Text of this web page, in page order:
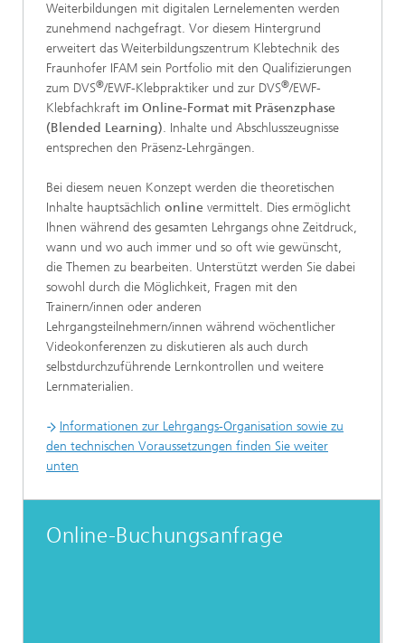
Weiterbildungen mit digitalen Lernelementen werden
zunehmend nachgefragt. Vor diesem Hintergrund
erweitert das Weiterbildungszentrum Klebtechnik des
Fraunhofer IFAM sein Portfolio mit den Qualifizierungen
zum DVS®/EWF-Klebpraktiker und zur DVS®/EWF-
Klebfachkraft im Online-Format mit Präsenzphase
(Blended Learning). Inhalte und Abschlusszeugnisse
entsprechen den Präsenz-Lehrgängen.
Bei diesem neuen Konzept werden die theoretischen
Inhalte hauptsächlich online vermittelt. Dies ermöglicht
Ihnen während des gesamten Lehrgangs ohne Zeitdruck,
wann und wo auch immer und so oft wie gewünscht,
die Themen zu bearbeiten. Unterstützt werden Sie dabei
sowohl durch die Möglichkeit, Fragen mit den
Trainern/innen oder anderen
Lehrgangsteilnehmern/innen während wöchentlicher
Videokonferenzen zu diskutieren als auch durch
selbstdurchzuführende Lernkontrollen und weitere
Lernmaterialien.
Informationen zur Lehrgangs-Organisation sowie zu
den technischen Voraussetzungen finden Sie weiter
unten
Online-Buchungsanfrage